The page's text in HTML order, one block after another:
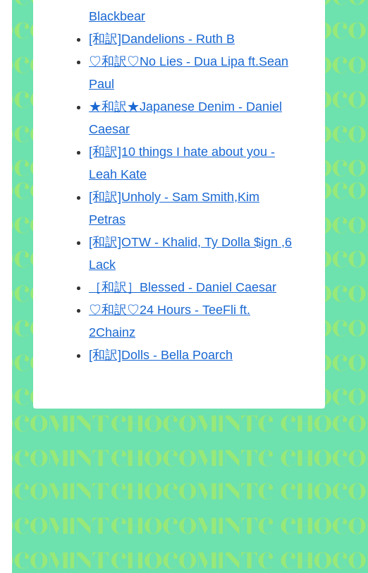
Blackbear
[和訳]Dandelions - Ruth B
♡和訳♡No Lies - Dua Lipa ft.Sean
Paul
★和訳★Japanese Denim - Daniel
Caesar
[和訳]10 things I hate about you -
Leah Kate
[和訳]Unholy - Sam Smith,Kim
Petras
[和訳]OTW - Khalid, Ty Dolla $ign ,6
Lack
［和訳］Blessed - Daniel Caesar
♡和訳♡24 Hours - TeeFli ft.
2Chainz
[和訳]Dolls - Bella Poarch